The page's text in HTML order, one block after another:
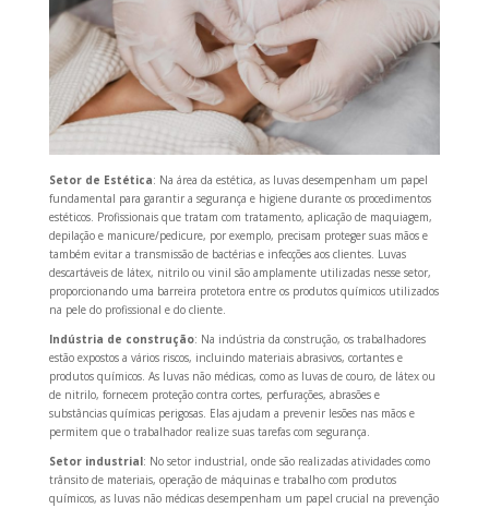
Setor de Estética: Na área da estética, as luvas desempenham um papel
fundamental para garantir a segurança e higiene durante os procedimentos
estéticos. Profissionais que tratam com tratamento, aplicação de maquiagem,
depilação e manicure/pedicure, por exemplo, precisam proteger suas mãos e
também evitar a transmissão de bactérias e infecções aos clientes. Luvas
descartáveis ​​de látex, nitrilo ou vinil são amplamente utilizadas nesse setor,
proporcionando uma barreira protetora entre os produtos químicos utilizados
na pele do profissional e do cliente.
Indústria de construção: Na indústria da construção, os trabalhadores
estão expostos a vários riscos, incluindo materiais abrasivos, cortantes e
produtos químicos. As luvas não médicas, como as luvas de couro, de látex ou
de nitrilo, fornecem proteção contra cortes, perfurações, abrasões e
substâncias químicas perigosas. Elas ajudam a prevenir lesões nas mãos e
permitem que o trabalhador realize suas tarefas com segurança.
Setor industrial: No setor industrial, onde são realizadas atividades como
trânsito de materiais, operação de máquinas e trabalho com produtos
químicos, as luvas não médicas desempenham um papel crucial na prevenção